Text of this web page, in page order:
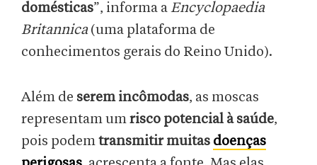
domésticas”, informa aEncyclopaedia
Britannica (uma plataforma de
conhecimentos gerais do Reino Unido).
Além de serem incômodas, as moscas
representam umrisco potencial à saúde,
pois podemtransmitir muitas doenças